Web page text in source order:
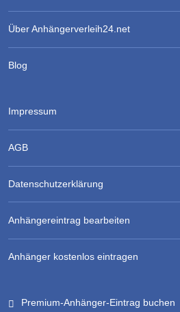
Über Anhängerverleih24.net
Blog
Impressum
AGB
Datenschutzerklärung
Anhängereintrag bearbeiten
Anhänger kostenlos eintragen
Premium-Anhänger-Eintrag buchen